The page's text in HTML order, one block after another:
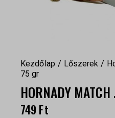
Kezdőlap Lőszerek
75 gr
HORNADY
749 Ft